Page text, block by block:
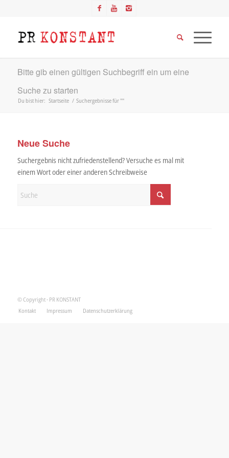
Bitte gib einen gültigen Suchbegriff ein um eine
Suche zu starten
Du bist hier: Startseite / Suchergebnisse für ""
Neue Suche
Suchergebnis nicht zufriedenstellend? Versuche es mal mit
einem Wort oder einer anderen Schreibweise
© Copyright - PR KONSTANT
Kontakt
Impressum Datenschutzerklärung